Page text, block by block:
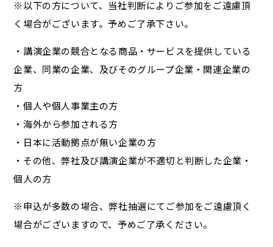
※以下の方について、当社判断によりご参加をご遠慮頂
く場合がございます。予めご了承下さい。
・講演企業の競合となる商品・サービスを提供している
企業、同業の企業、及びそのグループ企業・関連企業の
方
・個人や個人事業主の方
・海外から参加される方
・日本に活動拠点が無い企業の方
・その他、弊社及び講演企業が不適切と判断した企業・
個人の方
※申込が多数の場合、弊社抽選にてご参加をご遠慮頂く
場合がございますので、予めご了承ください。